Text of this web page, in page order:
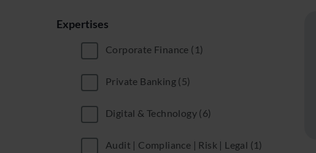
Expertises
Corporate Finance (1)
Private Banking (5)
Digital & Technology (6)
Audit | Compliance | Risk | Legal (1)